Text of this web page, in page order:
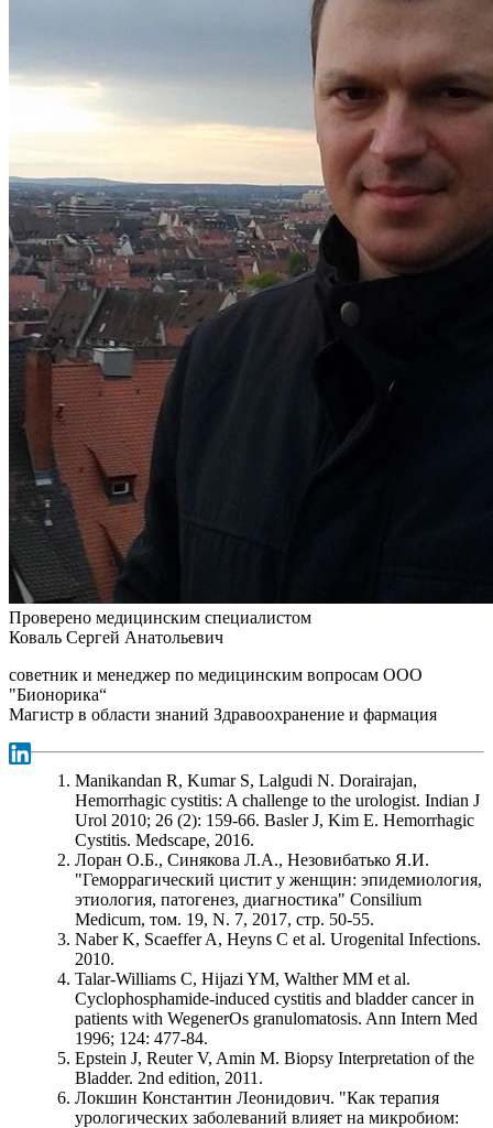
Проверено медицинским специалистом
Коваль Сергей Анатольевич
советник и менеджер по медицинским вопросам ООО
"Бионорика“
Магистр в области знаний Здравоохранение и фармация
Manikandan R, Kumar S, Lalgudi N. Dorairajan,
Hemorrhagic cystitis: A challenge to the urologist. Indian J
Urol 2010; 26 (2): 159-66. Basler J, Kim E. Hemorrhagic
Cystitis. Medscape, 2016.
Лоран О.Б., Синякова Л.А., Незовибатько Я.И.
"Геморрагический цистит у женщин: эпидемиология,
этиология, патогенез, диагностика" Consilium
Medicum, том. 19, N. 7, 2017, стр. 50-55.
Naber K, Scaeffer A, Heyns C et al. Urogenital Infections.
2010.
Talar-Williams C, Hijazi YM, Walther MM et al.
Cyclophosphamide-induced cystitis and bladder cancer in
patients with WegenerOs granulomatosis. Ann Intern Med
1996; 124: 477-84.
Epstein J, Reuter V, Amin M. Biopsy Interpretation of the
Bladder. 2nd edition, 2011.
Локшин Константин Леонидович. "Как терапия
урологических заболеваний влияет на микробиом: